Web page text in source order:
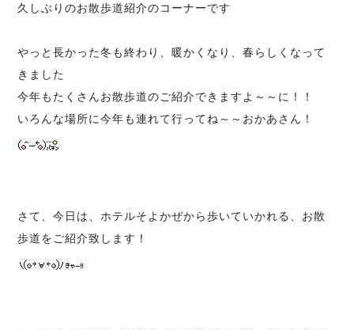
久しぶりのお散歩道紹介のコーナーです
やっと長かった冬も終わり、暖かくなり、春らしくなって
きました
今年もたくさんお散歩道のご紹介できますよ～～に！！
いろんな場所に今年も連れて行ってね～～おかあさん！
さて、今日は、ホテルそよかぜから歩いていかれる、お散
歩道をご紹介致します！